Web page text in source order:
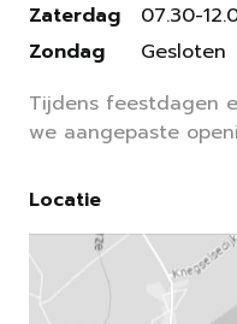
Zaterdag
Zondag
07.30-
Gesloten
Tijdens feestdagen
we aangepaste
Locatie